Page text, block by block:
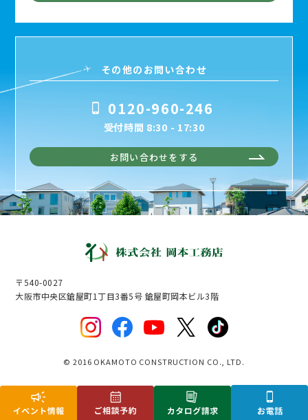
その他のお問い合わせ
0120-960-246
受付時間 8:30 - 17:30
お問い合わせをする
〒540-0027
大阪市中央区鎗屋町1丁目3番5号 鎗屋町岡本ビル3階
© 2016 OKAMOTO CONSTRUCTION CO., LTD.